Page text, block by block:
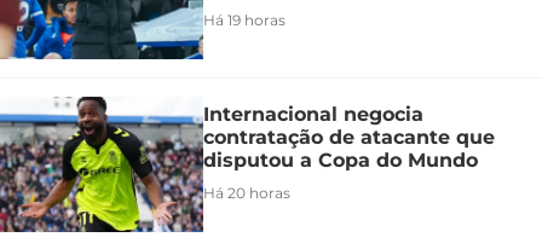
Há 19 horas
Internacional negocia
contratação de atacante que
disputou a Copa do Mundo
Há 20 horas